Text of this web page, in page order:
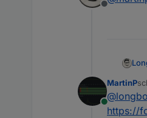
Offline
Online
MartinP
@
https://